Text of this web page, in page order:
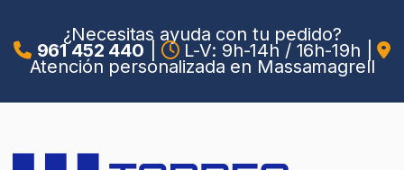
¿Necesitas ayuda con tu pedido?
961 452 440 L-V: 9h-14h / 16h-19h
Atención personalizada en Massamagrell